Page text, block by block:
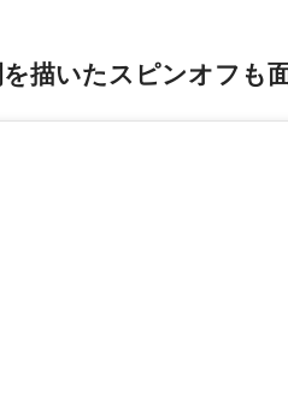
描いたスピンオフも